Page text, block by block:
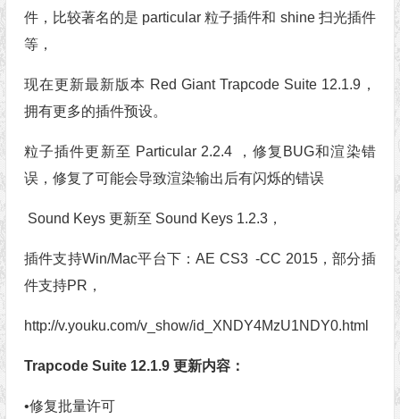
件，比较著名的是 particular 粒子插件和 shine 扫光插件
等，
现在更新最新版本 Red Giant Trapcode Suite 12.1.9，
拥有更多的插件预设。
粒子插件更新至 Particular 2.2.4 ，修复BUG和渲染错
误，修复了可能会导致渲染输出后有闪烁的错误
Sound Keys 更新至 Sound Keys 1.2.3，
插件支持Win/Mac平台下：AE CS3 -CC 2015，部分插
件支持PR，
http://v.youku.com/v_show/id_XNDY4MzU1NDY0.html
Trapcode Suite 12.1.9 更新内容：
•修复批量许可